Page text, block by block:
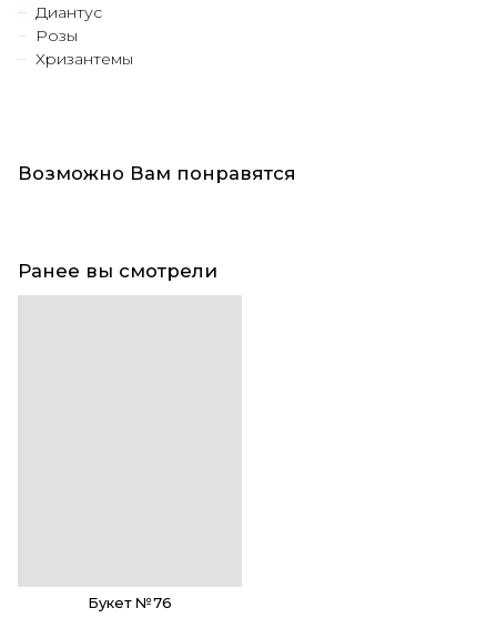
Диантус
Розы
Хризантемы
Возможно Вам понравятся
Ранее вы смотрели
Букет №76